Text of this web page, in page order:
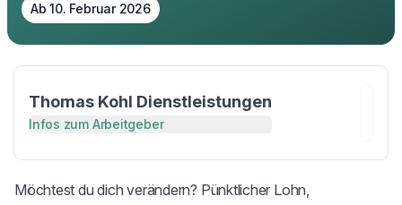
Ab 10. Februar 2026
Thomas Kohl Dienstleistungen
Infos zum Arbeitgeber
Möchtest du dich verändern? Pünktlicher Lohn,